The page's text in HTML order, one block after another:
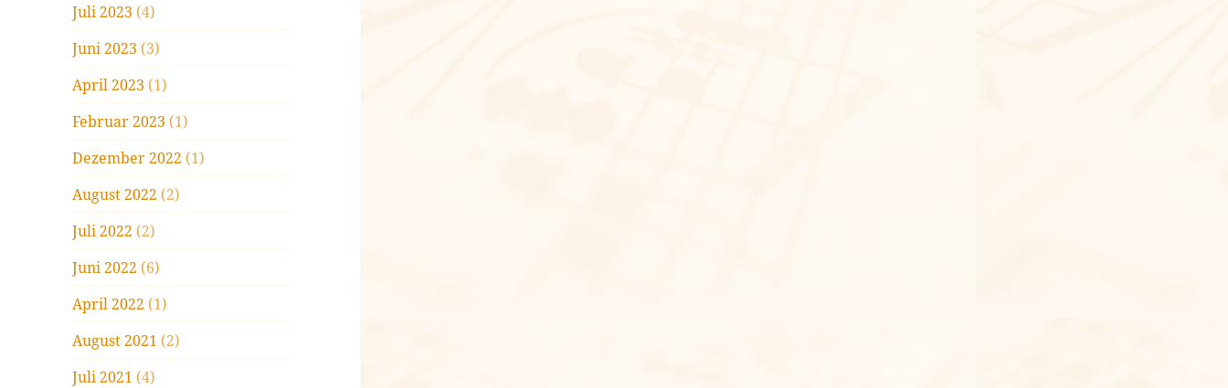
Juli 2023 (4)
Juni 2023 (3)
April 2023 (1)
Februar 2023 (1)
Dezember 2022 (1)
August 2022 (2)
Juli 2022 (2)
Juni 2022 (6)
April 2022 (1)
August 2021 (2)
Juli 2021 (4)